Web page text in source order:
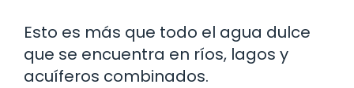
Esto es más que todo el agua dulce
que se encuentra en ríos, lagos y
acuíferos combinados.